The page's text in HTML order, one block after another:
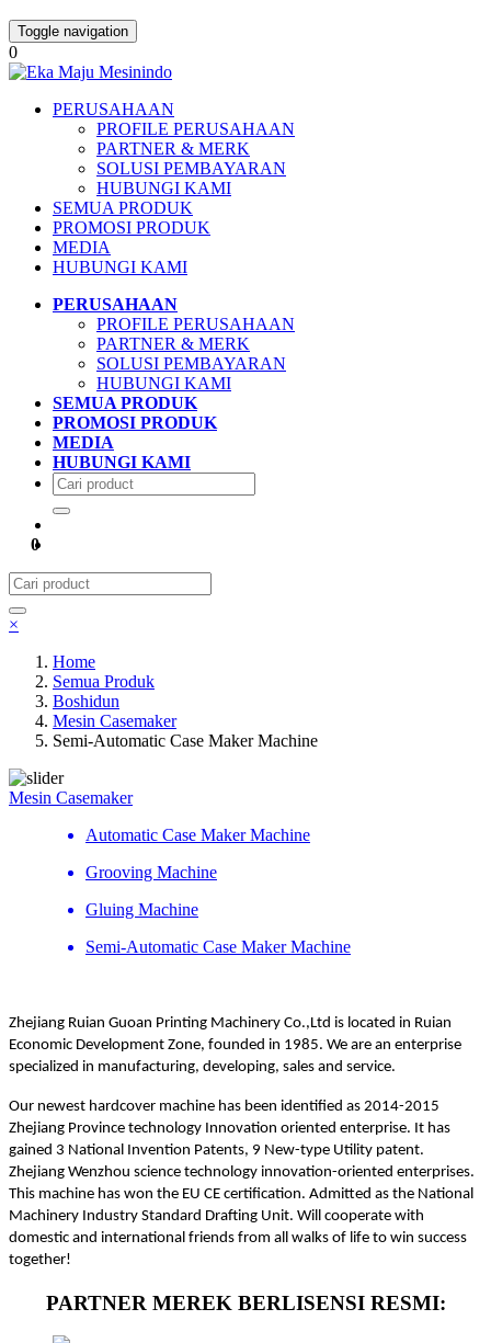
Toggle navigation
0
PERUSAHAAN
PROFILE PERUSAHAAN
PARTNER & MERK
SOLUSI PEMBAYARAN
HUBUNGI KAMI
SEMUA PRODUK
PROMOSI PRODUK
MEDIA
HUBUNGI KAMI
PERUSAHAAN
PROFILE PERUSAHAAN
PARTNER & MERK
SOLUSI PEMBAYARAN
HUBUNGI KAMI
SEMUA PRODUK
PROMOSI PRODUK
MEDIA
HUBUNGI KAMI
0
×
Home
Semua Produk
Boshidun
Mesin Casemaker
Semi-Automatic Case Maker Machine
Mesin Casemaker
Automatic Case Maker Machine
Grooving Machine
Gluing Machine
Semi-Automatic Case Maker Machine
Zhejiang Ruian Guoan Printing Machinery Co.,Ltd is located in Ruian
Economic Development Zone, founded in 1985. We are an enterprise
specialized in manufacturing, developing, sales and service.
Our newest hardcover machine has been identified as 2014-2015
Zhejiang Province technology Innovation oriented enterprise. It has
gained 3 National Invention Patents, 9 New-type Utility patent.
Zhejiang Wenzhou science technology innovation-oriented enterprises.
This machine has won the EU CE certification. Admitted as the National
Machinery Industry Standard Drafting Unit. Will cooperate with
domestic and international friends from all walks of life to win success
together!
PARTNER MEREK BERLISENSI RESMI: